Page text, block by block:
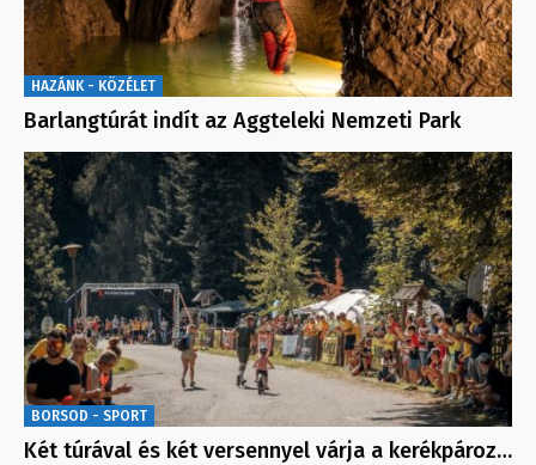
HAZÁNK - KÖZÉLET
Barlangtúrát indít az Aggteleki Nemzeti Park
BORSOD - SPORT
Két túrával és két versennyel várja a kerékpároz…